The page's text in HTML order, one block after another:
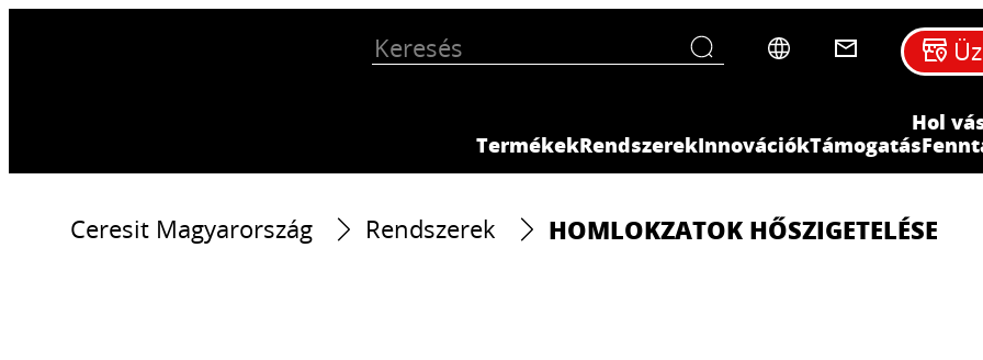
TermékekRendszerekInnovációkTámogatás
Hol
Ceresit Magyarország Rendszerek HOMLOKZATOK HŐSZIGETELÉSE